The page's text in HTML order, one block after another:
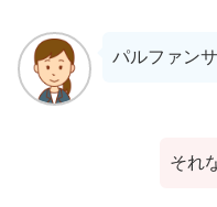
パルファン
それ